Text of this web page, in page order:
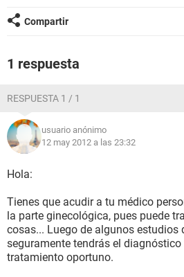
Compartir
1 respuesta
RESPUESTA 1 / 1
usuario anónimo
12 may 2012 a las 23:32
Hola:
Tienes que acudir a tu médico
la parte ginecológica, pues puede
cosas... Luego de algunos estudios
seguramente tendrás el
tratamiento oportuno.